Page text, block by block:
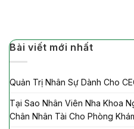
Bài viết mới nhất
Quản Trị Nhân Sự Dành Cho
Tại Sao Nhân Viên Nha Khoa
Chân Nhân Tài Cho Phòng